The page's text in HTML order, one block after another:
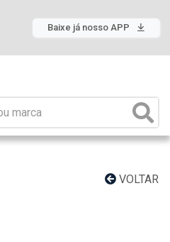
Baixe já nosso APP
VOLTAR